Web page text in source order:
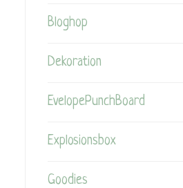
Bloghop
Dekoration
EvelopePunchBoard
Explosionsbox
Goodies